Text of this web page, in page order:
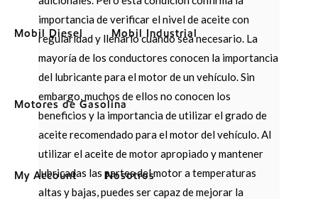
Mobil Diesel Mobil Industrial
Motores de Gasolina
My Account Nosotros
importancia de verificar el nivel de aceite con
regularidad y llenarlo cuando sea necesario. La
mayoría de los conductores conocen la importancia
del lubricante para el motor de un vehículo. Sin
embargo, muchos de ellos no conocen los
beneficios y la importancia de utilizar el grado de
aceite recomendado para el motor del vehículo. Al
utilizar el aceite de motor apropiado y mantener
lubricadas las partes del motor a temperaturas
altas y bajas, puedes ser capaz de mejorar la